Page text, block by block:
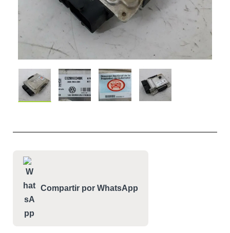
Compartir por WhatsApp